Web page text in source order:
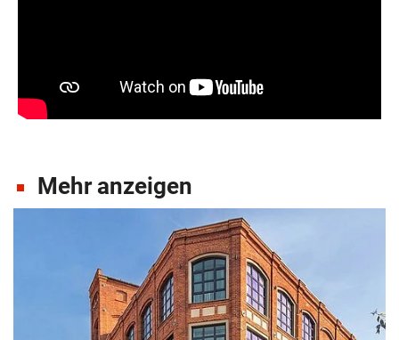
Mehr anzeigen